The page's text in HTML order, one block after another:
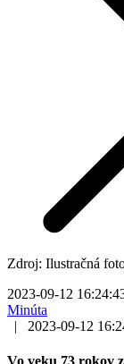
Zdroj: Ilustračná
2023-09-12
Minúta
|
2023-09-12